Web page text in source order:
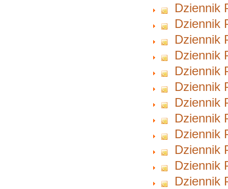
Dziennik
Dziennik
Dziennik
Dziennik
Dziennik
Dziennik
Dziennik
Dziennik
Dziennik
Dziennik
Dziennik
Dziennik